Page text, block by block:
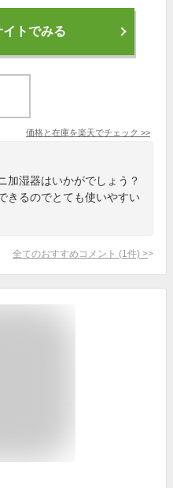
トでみる
価格と在庫を楽天でチェック >>
加湿器はいかがでしょう？
きるのでとても使いやすい
全てのおすすめコメント (1 件) >